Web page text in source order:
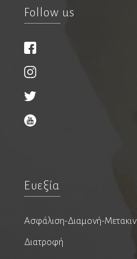
Νοσοκομεία & Κλινικές
Οδοντίατροι
Ομοιοπαθητικοί
Ορθοδοντικοί
Follow us
Ευεξία
Ασφάλιση-Διαμονή-
Διατροφή